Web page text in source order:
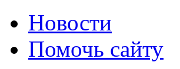
Новости
Помочь сайту